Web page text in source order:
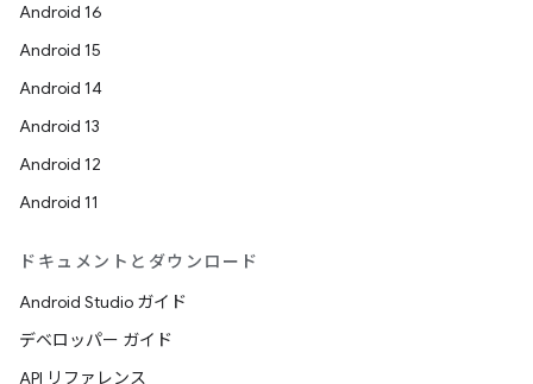
Android 16
Android 15
Android 14
Android 13
Android 12
Android 11
ドキュメントとダウンロード
Android Studio ガイド
デベロッパー ガイド
API リファレンス